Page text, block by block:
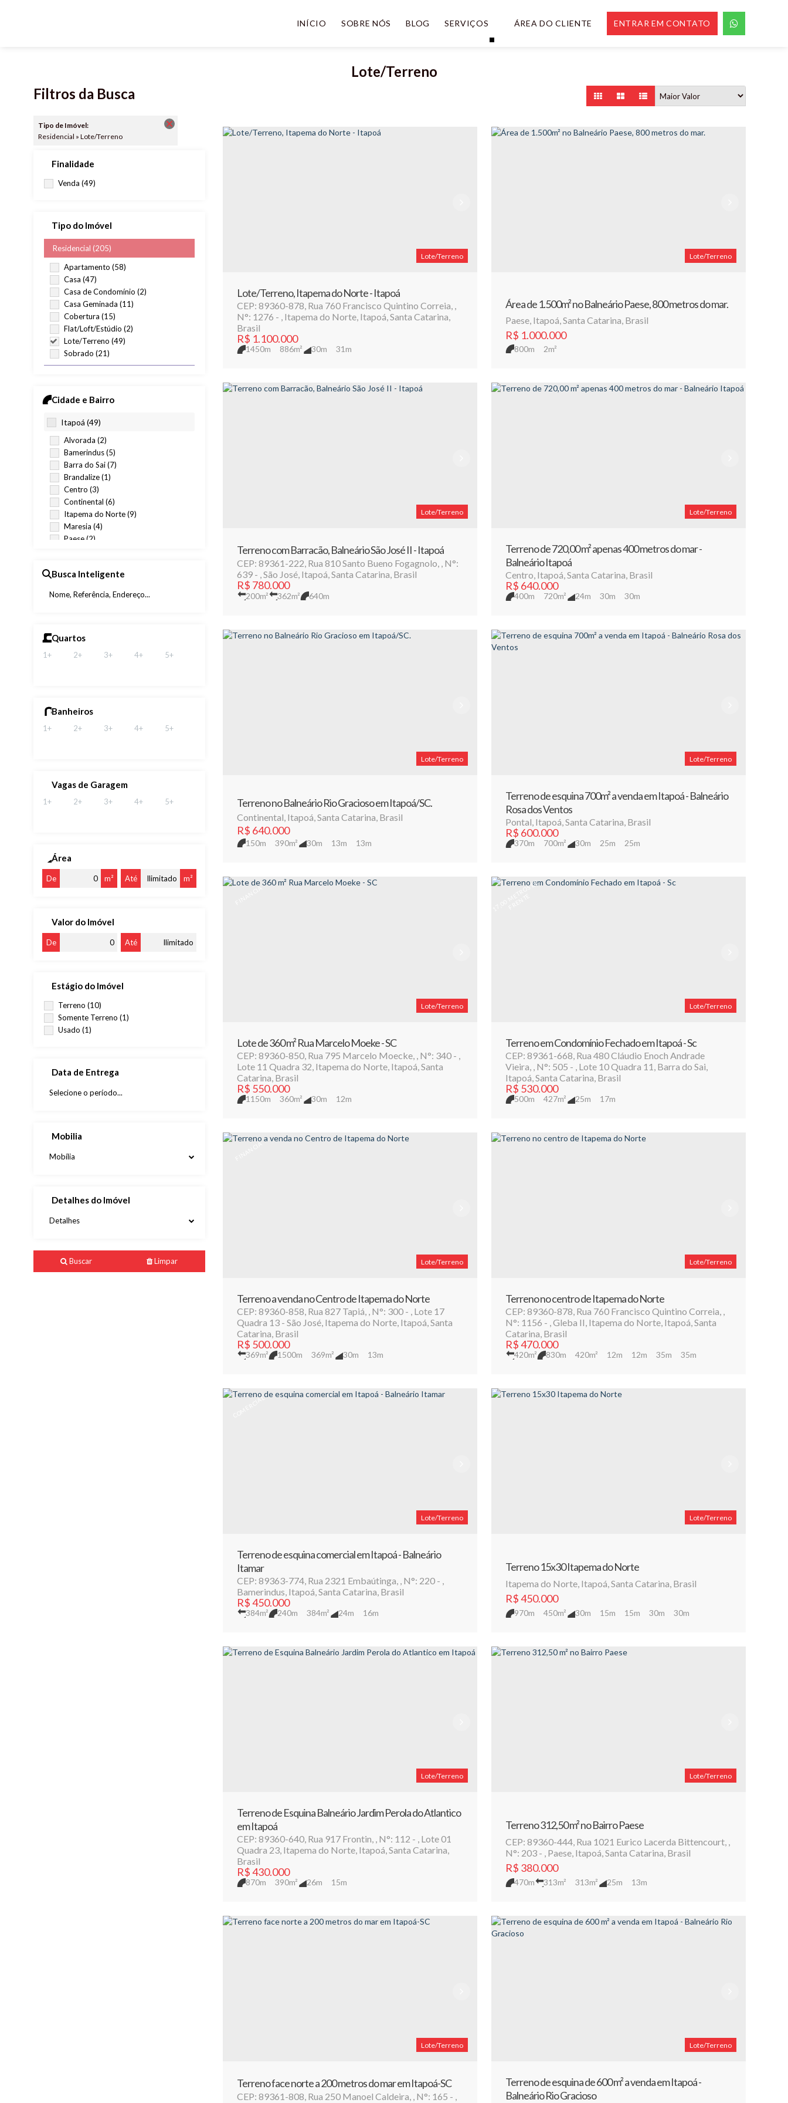
ENTRAR EM CONTATO
ÁREA DO CLIENTE
SERVIÇOS
BLOG
SOBRE NÓS
INÍCIO
Lote/Terreno
Filtros da Busca
Tipo de Imóvel:
Residencial » Lote/Terreno
Finalidade
Venda (49)
Tipo do Imóvel
Residencial (205)
Apartamento (58)
Casa (47)
Casa de Condomínio (2)
Casa Geminada (11)
Cobertura (15)
Flat/Loft/Estúdio (2)
Lote/Terreno (49)
Sobrado (21)
Escritório (1)
Hotel (1)
Terreno (2)
Rural (2)
Sítio (1)
Terreno (1)
Cidade e Bairro
Itapoá (49)
Alvorada (2)
Bamerindus (5)
Barra do Sai (7)
Brandalize (1)
Centro (3)
Continental (6)
Itapema do Norte (9)
Maresia (4)
Paese (2)
São José (4)
Busca Inteligente
Quartos
1+ 2+ 3+ 4+ 5+
Banheiros
1+ 2+ 3+ 4+ 5+
Vagas de Garagem
1+ 2+ 3+ 4+ 5+
Área
De m² Até m²
Valor do Imóvel
De Até
Estágio do Imóvel
Terreno (10)
Somente Terreno (1)
Usado (1)
Data de Entrega
Mobilia
Mobília
Detalhes do Imóvel
Detalhes
Buscar Limpar
Lote/Terreno
Lote/Terreno, Itapema do Norte - Itapoá
R$ 1.100.000
CEP: 89360-878, Rua 760 Francisco Quintino Correia ,
N°: 1276 , Itapema do Norte, Itapoá,Santa Catarina,
Brasil
1450m 886m² 30m 31m
Lote/Terreno
Área de 1.500m² no Balneário Paese, 800 metros do mar.
R$ 1.000.000
Paese, Itapoá,Santa Catarina, Brasil
800m 2m²
Lote/Terreno
Terreno com Barracão, Balneário São José II - Itapoá
R$ 780.000
CEP: 89361-222 Rua 810 Santo Bueno Fogagnolo
N°:
639
São José, Itapoá Santa Catarina Brasil
200m² 362m² 640m
Lote/Terreno
Terreno de 720,00 m² apenas 400 metros do mar -
Balneário Itapoá
R$ 640.000
Centro, Itapoá,Santa Catarina, Brasil
400m 720m² 24m 30m 30m
Lote/Terreno
Terreno no Balneário Rio Gracioso em Itapoá/SC.
R$ 640.000
Continental, Itapoá,Santa Catarina, Brasil
150m 390m² 30m 13m 13m
Lote/Terreno
Terreno de esquina 700m² a venda em Itapoá - Balneário
Rosa dos Ventos
R$ 600.000
Pontal, Itapoá,Santa Catarina, Brasil
370m 700m² 30m 25m 25m
Lote/Terreno
Lote de 360 m² Rua Marcelo Moeke - SC
R$ 550.000
CEP: 89360-850, Rua 795 Marcelo Moecke , N°: 340
,
Lote 11 Quadra 32, Itapema do Norte, Itapoá,Santa
Catarina, Brasil
1150m 360m² 30m 12m
1
7,
0
0
M
T
R
O
S
D
E
F
R
E
N
T
Lote/Terreno
Terreno em Condomínio Fechado em Itapoá - Sc
R$ 530.000
CEP: 89361-668, Rua 480 Cláudio Enoch Andrade
Vieira , N°: 505 , Lote 10 Quadra 11 , Barra do Sai,
Itapoá,Santa Catarina, Brasil
500m 427m² 25m 17m
Lote/Terreno
Terreno a venda no Centro de Itapema do Norte
R$ 500.000
CEP: 89360-858, Rua 827 Tapiá , N°: 300 , Lote 17
Quadra 13 - São José, Itapema do Norte, Itapoá,Santa
Catarina, Brasil
369m² 1500m 369m² 30m 13m
Lote/Terreno
Terreno no centro de Itapema do Norte
R$470.000
CEP: 89360-878, Rua 760 Francisco Quintino Correia ,
N°: 1156 ,Gleba II, Itapema do Norte, Itapoá,Santa
Catarina, Brasil
420m² 830m 420m² 12m 12m 35m 35m
Lote/Terreno
Terreno de esquina comercial em Itapoá - Balneário
Itamar
R$450.000
CEP: 89363-774, Rua 2321 Embaútinga , N°: 220
,
Bamerindus, Itapoá,Santa Catarina, Brasil
384m² 240m 384m² 24m 16m
Lote/Terreno
Terreno 15x30 Itapema do Norte
R$450.000
Itapema do Norte, Itapoá,Santa Catarina, Brasil
970m 450m² 30m 15m 15m 30m 30m
Lote/Terreno
Terreno de Esquina Balneário Jardim Perola do Atlantico
em Itapoá
R$430.000
CEP: 89360-640, Rua 917 Frontin , N°: 112 , Lote 01
Quadra 23, Itapema do Norte, Itapoá,Santa Catarina,
Brasil
870m 390m² 26m 15m
Lote/Terreno
Terreno 312,50 m² no Bairro Paese
R$ 380.000
CEP: 89360-444, Rua 1021 Eurico Lacerda Bittencourt ,
N°: 203 , Paese, Itapoá,Santa Catarina, Brasil
470m 313m² 313m² 25m 13m
Lote/Terreno
Terreno face norte a 200 metros do mar em Itapoá-SC
CEP: 89361-808 Rua 250 Manoel Caldeira N°: 165
Lote/Terreno
Terreno de esquina de 600 m² a venda em Itapoá -
Balneário Rio Gracioso